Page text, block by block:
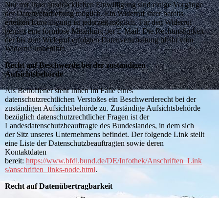
Nur mit Ihrer ausdrücklichen Einwilligung sind einige Vorgänge
der Datenverarbeitung möglich. Ein Widerruf Ihrer bereits
erteilten Einwilligung ist jederzeit möglich. Für den Widerruf
genügt eine formlose Mitteilung per E-Mail. Die Rechtmäßigkeit
der bis zum Widerruf erfolgten Datenverarbeitung bleibt vom
Widerruf unberührt.
Recht auf Beschwerde bei der zuständigen
Aufsichtsbehörde
Als Betroffener steht Ihnen im Falle eines
datenschutzrechtlichen Verstoßes ein Beschwerderecht bei der
zuständigen Aufsichtsbehörde zu. Zuständige Aufsichtsbehörde
bezüglich datenschutzrechtlicher Fragen ist der
Landesdatenschutzbeauftragte des Bundeslandes, in dem sich
der Sitz unseres Unternehmens befindet. Der folgende Link stellt
eine Liste der Datenschutzbeauftragten sowie deren
Kontaktdaten
bereit: https://www.bfdi.bund.de/DE/Infothek/Anschriften_Link
s/anschriften_links-node.html.
Recht auf Datenübertragbarkeit